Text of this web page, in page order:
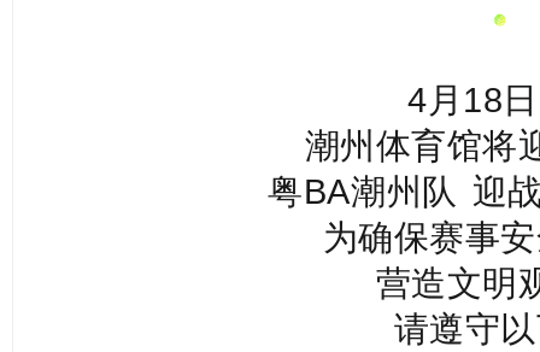
4月18日
潮州体育馆将
粤BA潮州队 迎
为确保赛事
营造文明
请遵守